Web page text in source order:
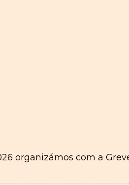
organizámos com a